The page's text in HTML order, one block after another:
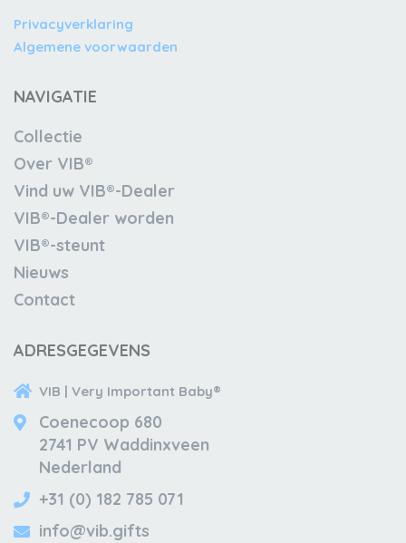
Privacyverklaring
Algemene voorwaarden
NAVIGATIE
Collectie
Over VIB®
Vind uw VIB®-Dealer
VIB®-Dealer worden
VIB®-steunt
Nieuws
Contact
ADRESGEGEVENS
VIB | Very Important Baby®
Coenecoop 680
2741 PV Waddinxveen
Nederland
+31 (0) 182 785 071
info@vib.gifts